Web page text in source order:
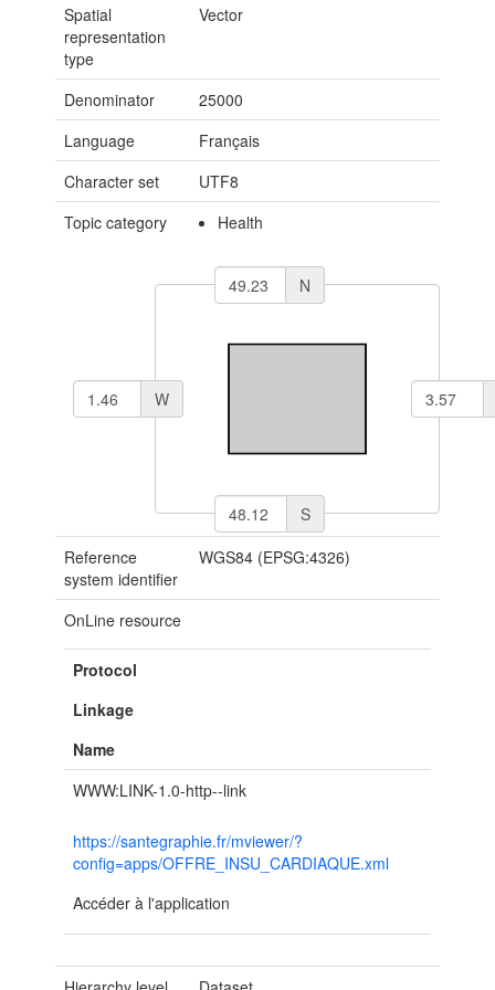
Spatial
representation
type
Vector
Denominator
25000
Language
Français
Character set
UTF8
Topic category
Health
N
S
W
Reference
system identifier
WGS84 (EPSG:4326)
OnLine resource
Protocol
Linkage
Name
WWW:LINK-1.0-http--link
https://santegraphie.fr/mviewer/?
config=apps/OFFRE_INSU_CARDIAQUE.xml
Accéder à l'application